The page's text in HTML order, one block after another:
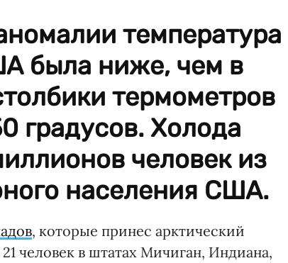
температура
была ниже, чем в
термометров
градусов. Холода
человек из
населения США.
, которые принес арктический
человек в штатах Мичиган, Индиана,